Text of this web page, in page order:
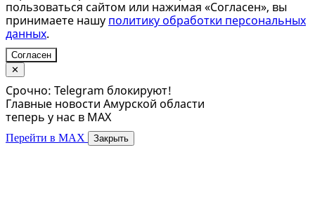
пользоваться сайтом или нажимая «Согласен», вы
принимаете нашу политику обработки персональных
данных.
Согласен
✕
Срочно: Telegram блокируют!
Главные новости Амурской области
теперь у нас в MAX
Перейти в MAX Закрыть